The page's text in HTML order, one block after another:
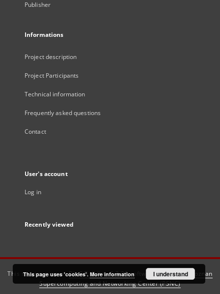
Publisher
Informations
Project description
Project Participants
Technical information
Frequently asked questions
Contact
User's account
Log in
Recently viewed
This service runs onDInGO dLibra 6.3.21software created by
Poznan
Supercomputing and Networking Center (PSNC)
This page uses 'cookies'. More information I understand